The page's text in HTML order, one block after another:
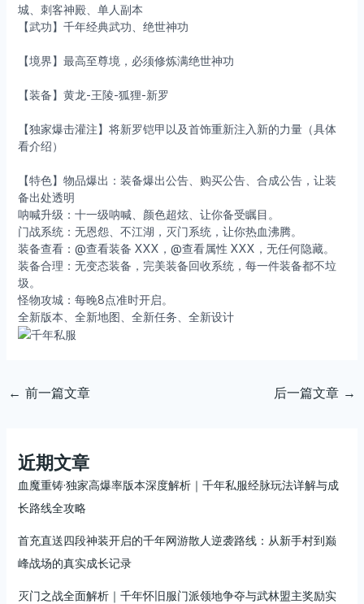
城、刺客神殿、单人副本
【武功】千年经典武功、绝世神功
【境界】最高至尊境，必须修炼满绝世神功
【装备】黄龙-王陵-狐狸-新罗
【独家爆击灌注】将新罗铠甲以及首饰重新注入新的力量（具体
看介绍）
【特色】物品爆出：装备爆出公告、购买公告、合成公告，让装
备出处透明
呐喊升级：十一级呐喊、颜色超炫、让你备受瞩目。
门战系统：无恩怨、不江湖，灭门系统，让你热血沸腾。
装备查看：@查看装备 XXX，@查看属性 XXX，无任何隐藏。
装备合理：无变态装备，完美装备回收系统，每一件装备都不垃
圾。
怪物攻城：每晚8点准时开启。
全新版本、全新地图、全新任务、全新设计
← 前一篇文章 后一篇文章 →
近期文章
血魔重铸·独家高爆率版本深度解析｜千年私服经脉玩法详解与成
长路线全攻略
首充直送四段神装开启的千年网游散人逆袭路线：从新手村到巅
峰战场的真实成长记录
灭门之战全面解析｜千年怀旧服门派领地争夺与武林盟主奖励实